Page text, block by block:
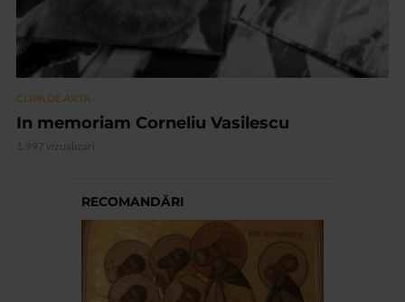
CLIPA DE ARTA
In memoriam Corneliu Vasilescu
1.997 vizualizari
RECOMANDĂRI